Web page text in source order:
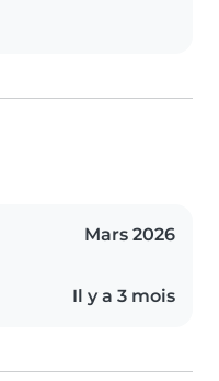
Mars 2026
Il y a 3 mois